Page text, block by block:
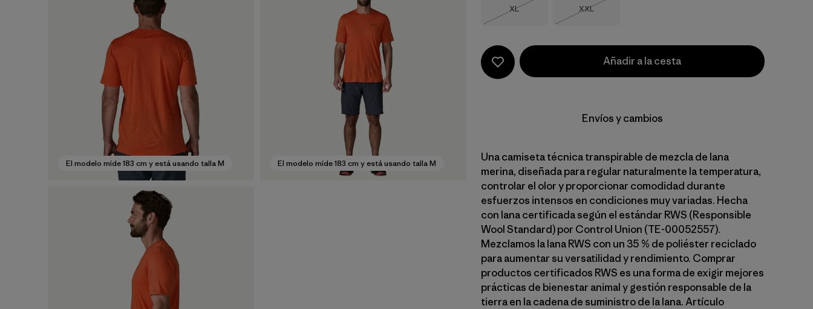
El modelo mide 183 cm y está usando talla M El modelo mide 183 cm y está usando talla M
Talla
XL
Talla
XXL
Añadir a la cesta
Envíos y cambios
Una camiseta técnica transpirable de mezcla de lana
merina, diseñada para regular naturalmente la temperatura,
controlar el olor y proporcionar comodidad durante
esfuerzos intensos en condiciones muy variadas. Hecha
con lana certificada según el estándar RWS (Responsible
Wool Standard) por Control Union (TE-00052557).
Mezclamos la lana RWS con un 35 % de poliéster reciclado
para aumentar su versatilidad y rendimiento. Comprar
productos certificados RWS es una forma de exigir mejores
prácticas de bienestar animal y gestión responsable de la
tierra en la cadena de suministro de la lana. Artículo